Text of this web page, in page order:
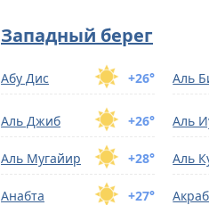
Западный берег
+26°
Абу Дис Аль
+26°
Аль Джиб Аль
+28°
Аль Мугайир Аль
+27°
Анабта